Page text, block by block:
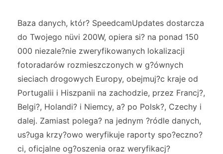
Baza danych, któr? SpeedcamUpdates dostarcza
do Twojego nüvi 200W, opiera si? na ponad 150
000 niezale?nie zweryfikowanych lokalizacji
fotoradarów rozmieszczonych w g?ównych
sieciach drogowych Europy, obejmuj?c kraje od
Portugalii i Hiszpanii na zachodzie, przez Francj?,
Belgi?, Holandi? i Niemcy, a? po Polsk?, Czechy i
dalej. Zamiast polega? na jednym ?ródle danych,
us?uga krzy?owo weryfikuje raporty spo?eczno?
ci, oficjalne og?oszenia oraz weryfikacj?